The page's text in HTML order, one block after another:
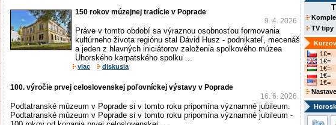
150 rokov múzejnej tradície v Poprade
9. 4. 2026
Práve v tomto období sa výraznou osobnosťou formovania
kultúrneho života regiónu stal Dávid Husz - podnikateľ, mecenáš
a jeden z hlavných iniciátorov založenia spolkového múzea
Uhorského karpatského spolku ...
viac diskusia
100. výročie prvej celoslovenskej poľovníckej výstavy v Poprade
16. 6. 2026
Podtatranské múzeum v Poprade si v tomto roku pripomína významné jubileum.
Podtatranské múzeum v Poprade si v tomto roku pripomína významné jubileum -
TV tipy
1€=
1€=
1€=
1€=
1€=